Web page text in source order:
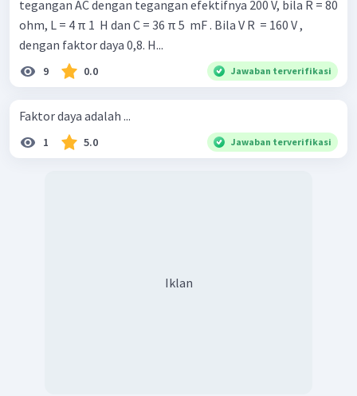
tegangan AC dengan tegangan efektifnya 200 V, bila R = 80
ohm, L = 4 π 1 ​ H dan C = 36 π 5 ​ mF . Bila V R ​ = 160 V ,
dengan faktor daya 0,8. H...
9 0.0 Jawaban terverifikasi
Faktor daya adalah ...
1 5.0 Jawaban terverifikasi
Iklan